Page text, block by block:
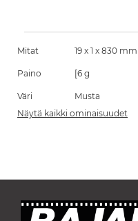
Mitat 19 x 1 x 830 mm
Paino [6 g
Väri
Musta
Näytä kaikki ominaisuudet